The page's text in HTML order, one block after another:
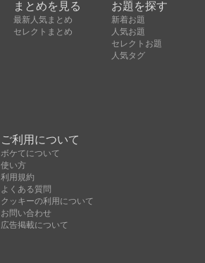
まとめを見る
最新人気まとめ
セレクトまとめ
お題を探す
新着お題
人気お題
セレクトお題
人気タグ
ご利用について
ボケてについて
使い方
利用規約
よくある質問
クッキーの利用について
お問い合わせ
広告掲載について